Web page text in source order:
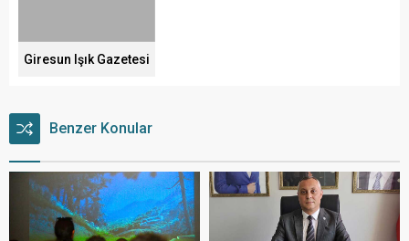
Giresun Işık Gazetesi
Benzer Konular